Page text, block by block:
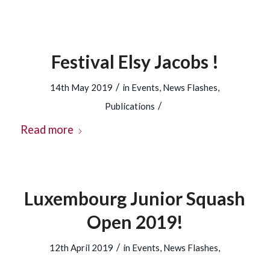
Festival Elsy Jacobs !
14th May 2019 / in Events, News Flashes,
Publications /
Read more
Luxembourg Junior Squash
Open 2019!
12th April 2019 / in Events, News Flashes,